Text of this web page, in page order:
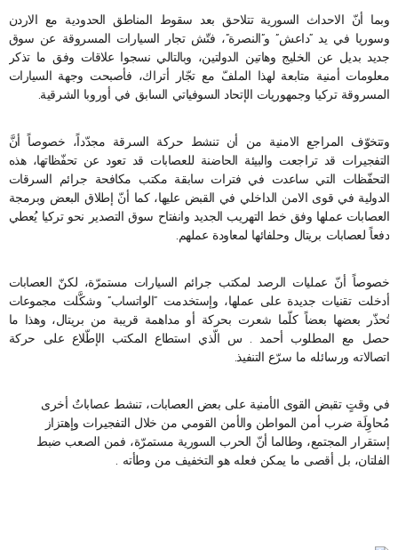
وبما أنّ الاحداث السورية تتلاحق بعد سقوط المناطق الحدودية مع الاردن
وسوريا في يد “داعش” و”النصرة”، فتّش تجار السيارات المسروقة عن سوق
جديد بديل عن الخليج وهاتين الدولتين، وبالتالي نسجوا علاقات وفق ما تذكر
معلومات أمنية متابعة لهذا الملفّ مع تجّار أتراك، فأصبحت وجهة السيارات
المسروقة تركيا وجمهوريات الإتحاد السوفياتي السابق في أوروبا الشرقية.
وتتخوّف المراجع الامنية من أن تنشط حركة السرقة مجدّداً، خصوصاً أنَّ
التفجيرات قد تراجعت والبيئة الحاضنة للعصابات قد تعود عن تحفّظاتها، هذه
التحفّظات التي ساعدت في فترات سابقة مكتب مكافحة جرائم السرقات
الدولية في قوى الامن الداخلي في القبض عليها، كما أنّ إطلاق البعض وبرمجة
العصابات عملها وفق خط التهريب الجديد وانفتاح سوق التصدير نحو تركيا يُعطي
دفعاً لعصابات بريتال وحلفائها لمعاودة عملهم.
خصوصاً أنّ عمليات الرصد لمكتب جرائم السيارات مستمرّة، لكنّ العصابات
أدخلت تقنيات جديدة على عملها، وإستخدمت “الواتساب” وشكَّلت مجموعات
تُحذّر بعضها بعضاً كلّما شعرت بحركة أو مداهمة قريبة من بريتال، وهذا ما
حصل مع المطلوب أحمد . س الّذي استطاع المكتب الإطّلاع على حركة
اتصالاته ورسائله ما سرّع التنفيذ.
في وقتٍ تقبض القوى الأمنية على بعض العصابات، تنشط عصاباتٌ أخرى
مُحاوِلَة ضرب أمن المواطن والأمن القومي من خلال التفجيرات وإهتزاز
إستقرار المجتمع، وطالما أنّ الحرب السورية مستمرّة، فمن الصعب ضبط
الفلتان، بل أقصى ما يمكن فعله هو التخفيف من وطأته .